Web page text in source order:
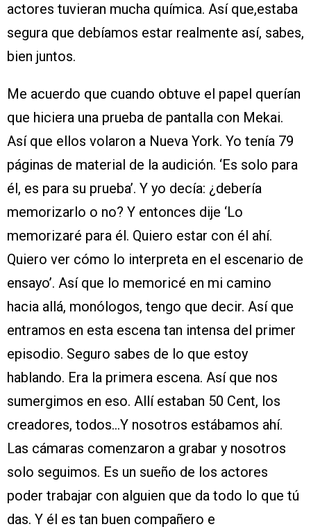
actores tuvieran mucha química. Así que,estaba
segura que debíamos estar realmente así, sabes,
bien juntos.
Me acuerdo que cuando obtuve el papel querían
que hiciera una prueba de pantalla con Mekai.
Así que ellos volaron a Nueva York. Yo tenía 79
páginas de material de la audición. ‘Es solo para
él, es para su prueba’. Y yo decía: ¿debería
memorizarlo o no? Y entonces dije ‘Lo
memorizaré para él. Quiero estar con él ahí.
Quiero ver cómo lo interpreta en el escenario de
ensayo’. Así que lo memoricé en mi camino
hacia allá, monólogos, tengo que decir. Así que
entramos en esta escena tan intensa del primer
episodio. Seguro sabes de lo que estoy
hablando. Era la primera escena. Así que nos
sumergimos en eso. Allí estaban 50 Cent, los
creadores, todos…Y nosotros estábamos ahí.
Las cámaras comenzaron a grabar y nosotros
solo seguimos. Es un sueño de los actores
poder trabajar con alguien que da todo lo que tú
das. Y él es tan buen compañero e